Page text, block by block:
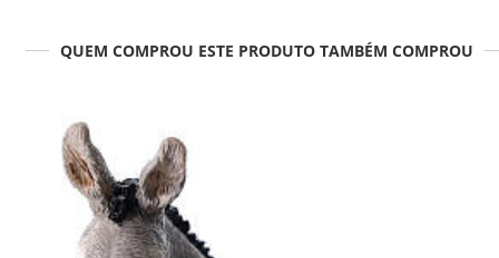
QUEM COMPROU ESTE PRODUTO TAMBÉM COMPROU